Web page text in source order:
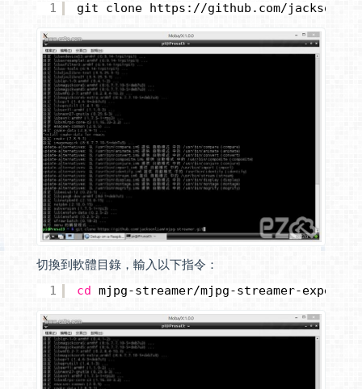
1 git clone https: //github .com/
切換到軟體目錄，輸入以下指令：
1 cd mjpg-streamer/mjpg-streamer-